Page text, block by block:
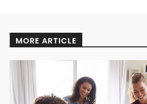
MORE ARTICLE